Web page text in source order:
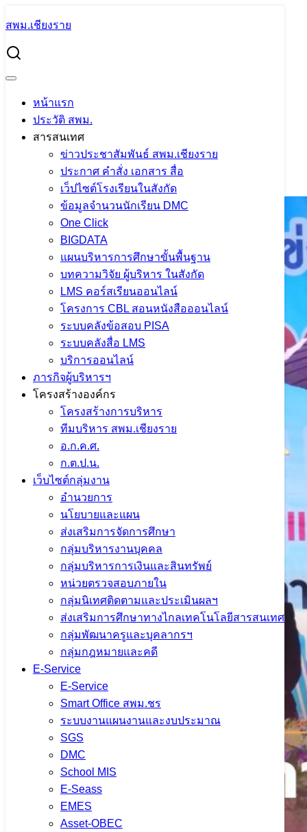
to
content
สพม.เชียงราย
หน้าแรก
ประวัติ สพม.
สารสนเทศ
ข่าวประชาสัมพันธ์ สพม.เชียงราย
ประกาศ คำสั่ง เอกสาร สื่อ
เว็ปไซต์โรงเรียนในสังกัด
ข้อมูลจำนวนนักเรียน DMC
One Click
BIGDATA
แผนบริหารการศึกษาขั้นพื้นฐาน
บทความวิจัย ผู้บริหาร ในสังกัด
LMS คอร์สเรียนออนไลน์
โครงการ CBL สอนหนังสือออนไลน์
ระบบคลังข้อสอบ PISA
ระบบคลังสื่อ LMS
บริการออนไลน์
ภารกิจผู้บริหารฯ
โครงสร้างองค์กร
โครงสร้างการบริหาร
ทีมบริหาร สพม.เชียงราย
อ.ก.ค.ศ.
ก.ต.ป.น.
เว็บไซต์กลุ่มงาน
อำนวยการ
นโยบายและแผน
ส่งเสริมการจัดการศึกษา
กลุ่มบริหารงานบุคคล
กลุ่มบริหารการเงินและสินทรัพย์
หน่วยตรวจสอบภายใน
กลุ่มนิเทศติดตามและประเมินผลฯ
ส่งเสริมการศึกษาทางไกลเทคโนโลยีสารสนเทศ
กลุ่มพัฒนาครูและบุคลากรฯ
กลุ่มกฎหมายและคดี
E-Service
E-Service
Smart Office สพม.ชร
ระบบงานแผนงานและงบประมาณ
SGS
DMC
School MIS
E-Seass
EMES
Asset-OBEC
for:
พิธีเปิดการแข่งขันกีฬา “กศน.อิงดอย เกมส์” ประจำปี 2566
พิธีเปิดการแข่งขันกีฬา “กศน.อิงดอย
เกมส์” ประจำปี 2566
11 มกราคม 2023 แอดมิน สพม.เชียงราย
ประชาสัมพันธ์ สพม.เชียงราย